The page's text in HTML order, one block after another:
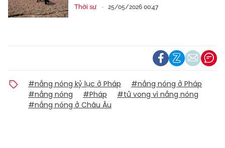
Thời sự 25/05/2026 00:47
#nắng nóng kỷ lục ở Pháp
#nắng nóng ở Pháp
#nắng nóng
#Pháp
#tử vong vì nắng nóng
#nắng nóng ở Châu Âu